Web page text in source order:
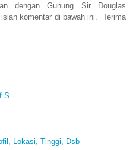
dengan Gunung Sir Douglas
komentar di bawah ini. Terima
S
Lokasi, Tinggi, Dsb